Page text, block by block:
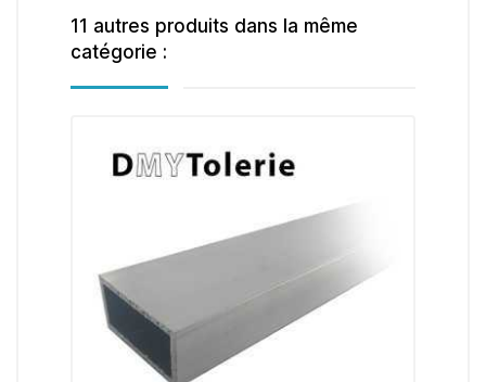
11 autres produits dans la même
catégorie :